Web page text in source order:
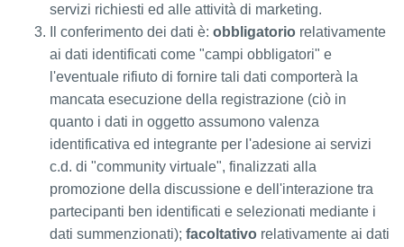
servizi richiesti ed alle attività di marketing.
Il conferimento dei dati è: obbligatorio relativamente
ai dati identificati come "campi obbligatori" e
l'eventuale rifiuto di fornire tali dati comporterà la
mancata esecuzione della registrazione (ciò in
quanto i dati in oggetto assumono valenza
identificativa ed integrante per l'adesione ai servizi
c.d. di "community virtuale", finalizzati alla
promozione della discussione e dell'interazione tra
partecipanti ben identificati e selezionati mediante i
dati summenzionati); facoltativo relativamente ai dati